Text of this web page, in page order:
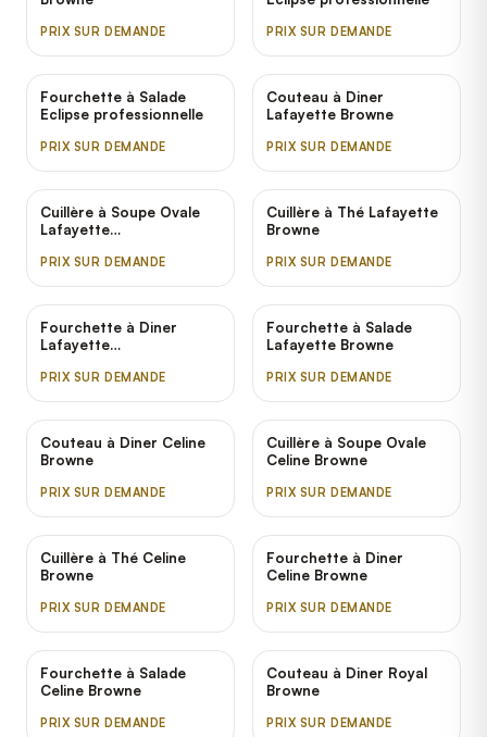
PRIX SUR DEMANDE PRIX SUR DEMANDE
Fourchette à Salade
Eclipse professionnelle
PRIX SUR DEMANDE
Couteau à Diner
Lafayette Browne
PRIX SUR DEMANDE
Cuillère à Soupe Ovale
Lafayette
PRIX SUR DEMANDE
Cuillère à Thé Lafayette
Browne
PRIX SUR DEMANDE
Fourchette à Diner
Lafayette
PRIX SUR DEMANDE
Fourchette à Salade
Lafayette Browne
PRIX SUR DEMANDE
Couteau à Diner Celine
Browne
PRIX SUR DEMANDE
Cuillère à Soupe Ovale
Celine Browne
PRIX SUR DEMANDE
Cuillère à Thé Celine
Browne
PRIX SUR DEMANDE
Fourchette à Diner
Celine Browne
PRIX SUR DEMANDE
Fourchette à Salade
Celine Browne
PRIX SUR DEMANDE
Couteau à Diner Royal
Browne
PRIX SUR DEMANDE